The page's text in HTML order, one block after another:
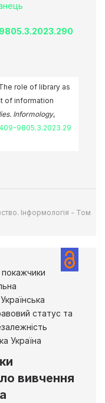
role of library as
of information
Informology,
9805.3.2023.29
Інформологія - Том
покажчики
статус та
Україна
вивчення